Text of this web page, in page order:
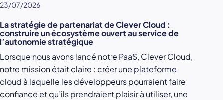
23/07/2026
La stratégie de partenariat de Clever Cloud :
construire un écosystème ouvert au service de
l’autonomie stratégique
Lorsque nous avons lancé notre PaaS, Clever Cloud,
notre mission était claire : créer une plateforme
cloud à laquelle les développeurs pourraient faire
confiance et qu’ils prendraient plaisir à utiliser, une